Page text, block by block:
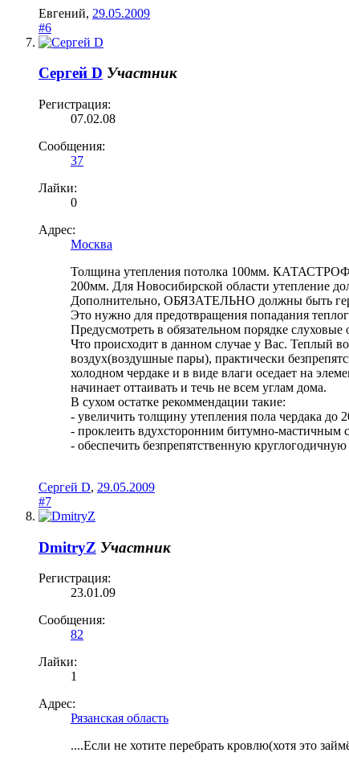
Евгений, 29.05.2009
#6
Сергей D Участник
Регистрация:
07.02.08
Сообщения:
37
Лайки:
0
Адрес:
Москва
Толщина утепления потолка 100мм.
200мм. Для Новосибирской области утепление
Допoлнительно, ОБЯЗАТЕЛЬНО должны быть
Это нужно для предотвращения попадания
Предусмотреть в обязательном порядке
Что происходит в данном случае у Вас. Теплый
воздух(воздушные пары), практически
холодном чердаке и в виде влаги оседает на
начинает оттаивать и течь не всем углам дома.
В сухом остатке рекоммендации такие:
- увеличить толщину утепления пола чердака до
- проклеить вдухсторонним битумно-мастичным
- обеспечить безпрепятственную
Сергей D, 29.05.2009
#7
DmitryZ Участник
Регистрация:
23.01.09
Сообщения:
82
Лайки:
1
Адрес:
Рязанская область
....Если не хотите перебрать кровлю(хотя это